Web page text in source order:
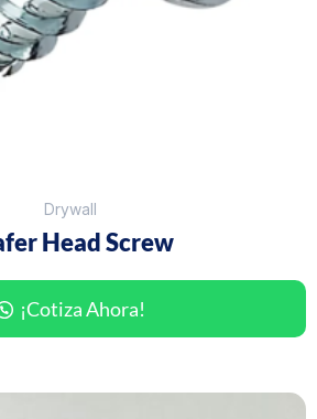
Drywall
Head Screw
¡Cotiza Ahora!